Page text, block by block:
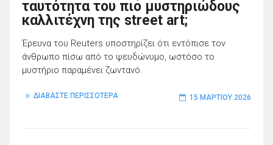
ταυτότητα του πιο μυστηριώδους
καλλιτέχνη της street art;
Έρευνα του Reuters υποστηρίζει ότι εντόπισε τον
άνθρωπο πίσω από το ψευδώνυμο, ωστόσο το
μυστήριο παραμένει ζωντανό.
ΔΙΑΒΑΣΤΕ ΠΕΡΙΣΣΟΤΕΡΑ 15 ΜΑΡΤΊΟΥ 2026